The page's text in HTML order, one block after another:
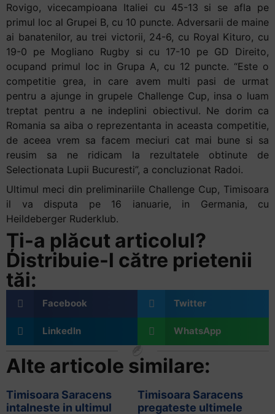
Rovigo, vicecampioana Italiei cu 45-13 si se afla pe
primul loc al Grupei B, cu 10 puncte. Adversarii de maine
ai banatenilor, au trei victorii, 24-6, cu Royal Kituro, cu
19-0 pe Mogliano Rugby si cu 17-10 pe GD Direito,
ocupand primul loc in Grupa A, cu 12 puncte. “Este o
competitie grea, in care avem multi pasi de urmat
pentru a ajunge in grupele Challenge Cup, insa o luam
treptat pentru a ne indeplini obiectivul. Ne dorim ca
Romania sa aiba o reprezentanta in aceasta competitie,
de aceea vrem sa facem meciuri cat mai bune si sa
reusim sa ne ridicam la rezultatele obtinute de
Selectionata Lupii Bucuresti”, a concluzionat Radoi.
Ultimul meci din preliminariile Challenge Cup, Timisoara
il va disputa pe 16 ianuarie, in Germania, cu
Heildeberger Ruderklub.
Ți-a plăcut articolul?
Distribuie-l către prietenii
tăi:
Facebook Twitter
LinkedIn WhatsApp
Alte articole similare:
Timisoara Saracens
intalneste in ultimul
Timisoara Saracens
pregateste ultimele